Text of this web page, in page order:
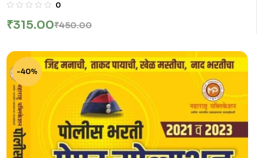
0
₹450.00
₹315.00
-40%